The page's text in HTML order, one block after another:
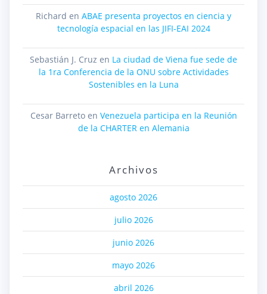
Richard en ABAE presenta proyectos en ciencia y
tecnología espacial en las JIFI-EAI 2024
Sebastián J. Cruz en La ciudad de Viena fue sede de
la 1ra Conferencia de la ONU sobre Actividades
Sostenibles en la Luna
Cesar Barretoen Venezuela participa en la Reunión
de la CHARTER en Alemania
Archivos
agosto 2026
julio 2026
junio 2026
mayo 2026
abril 2026